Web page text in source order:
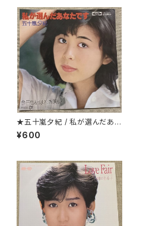
★五十嵐夕紀 / 私が選んだあな
たです
¥600